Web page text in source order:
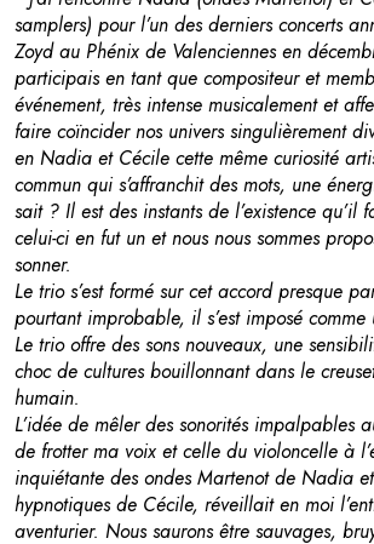
samplers) pour l’un des derniers concerts
Zoyd au Phénix de Valenciennes en
participais en tant que compositeur et
événement, très intense musicalement et
faire coïncider nos univers singulièrement
en Nadia et Cécile cette même curiosité
commun qui s’affranchit des mots, une
sait ? Il est des instants de l’existence qu’il
celui-ci en fut un et nous nous sommes
sonner.
Le trio s’est formé sur cet accord presque
pourtant improbable, il s’est imposé comme
Le trio offre des sons nouveaux, une
choc de cultures bouillonnant dans le
humain.
L’idée de mêler des sonorités impalpables
de frotter ma voix et celle du violoncelle à
inquiétante des ondes Martenot de Nadia
hypnotiques de Cécile, réveillait en moi
aventurier. Nous saurons être sauvages,